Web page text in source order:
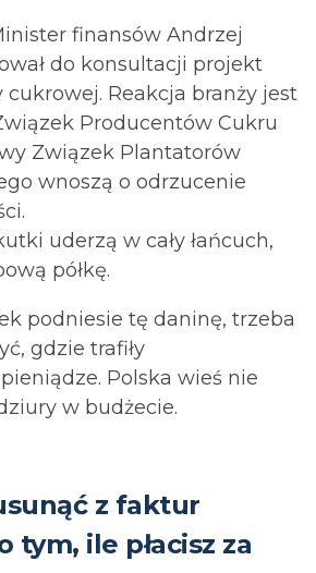
finansów Andrzej
do konsultacji projekt
cukrowej. Reakcja branży jest
Producentów Cukru
Związek Plantatorów
wnoszą o odrzucenie
uderzą w cały łańcuch,
półkę.
podniesie tę daninę, trzeba
gdzie trafiły
Polska wieś nie
w budżecie.⁩
z faktur
tym, ile płacisz za